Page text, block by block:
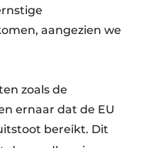
aangezien we
zoals de
ernaar dat de EU
bereikt. Dit